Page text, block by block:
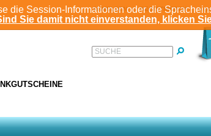
die Session-Informationen oder die
Sie damit nicht einverstanden, klicken
ANMELDEN REGISTRIEREN
SUCHE